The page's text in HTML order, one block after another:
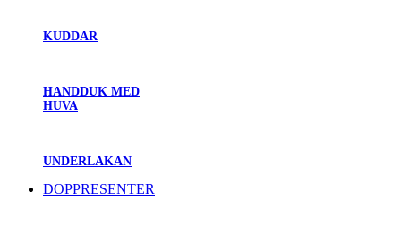
KUDDAR
HANDDUK MED
HUVA
UNDERLAKAN
DOPPRESENTER